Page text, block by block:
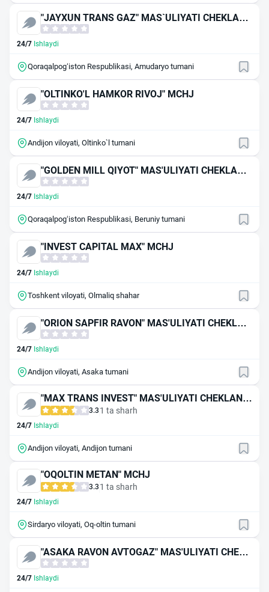
"JAYXUN TRANS GAZ" MAS`ULIYATI CHEKLANG
AN JAMIYAT
24/7 Ishlaydi
Qoraqalpog‘iston Respublikasi, Amudaryo tumani
"OLTINKO'L HAMKOR RIVOJ" MCHJ
24/7 Ishlaydi
Andijon viloyati, Oltinko`l tumani
"GOLDEN MILL QIYOT" MAS'ULIYATI CHEKLANG
AN JAMIYAT
24/7 Ishlaydi
Qoraqalpog‘iston Respublikasi, Beruniy tumani
"INVEST CAPITAL MAX" MCHJ
24/7 Ishlaydi
Toshkent viloyati, Olmaliq shahar
"ORION SAPFIR RAVON" MAS'ULIYATI CHEKLAN
GAN JAMIYAT
24/7 Ishlaydi
Andijon viloyati, Asaka tumani
"MAX TRANS INVEST" MAS'ULIYATI CHEKLANG
AN JAMIYAT
3.3 1 ta sharh
24/7 Ishlaydi
Andijon viloyati, Andijon tumani
"OQOLTIN METAN" MCHJ
3.3 1 ta sharh
24/7 Ishlaydi
Sirdaryo viloyati, Oq-oltin tumani
"ASAKA RAVON AVTOGAZ" MAS'ULIYATI CHEKL
ANGAN JAMIYAT
24/7 Ishlaydi